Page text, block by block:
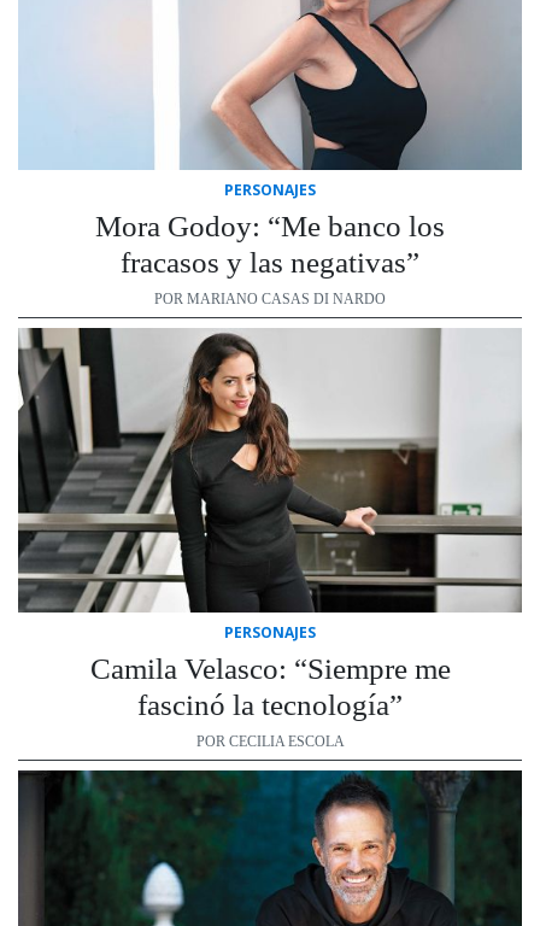
PERSONAJES
Mora Godoy: “Me banco los
fracasos y las negativas”
POR MARIANO CASAS DI NARDO
PERSONAJES
Camila Velasco: “Siempre me
fascinó la tecnología”
POR CECILIA ESCOLA